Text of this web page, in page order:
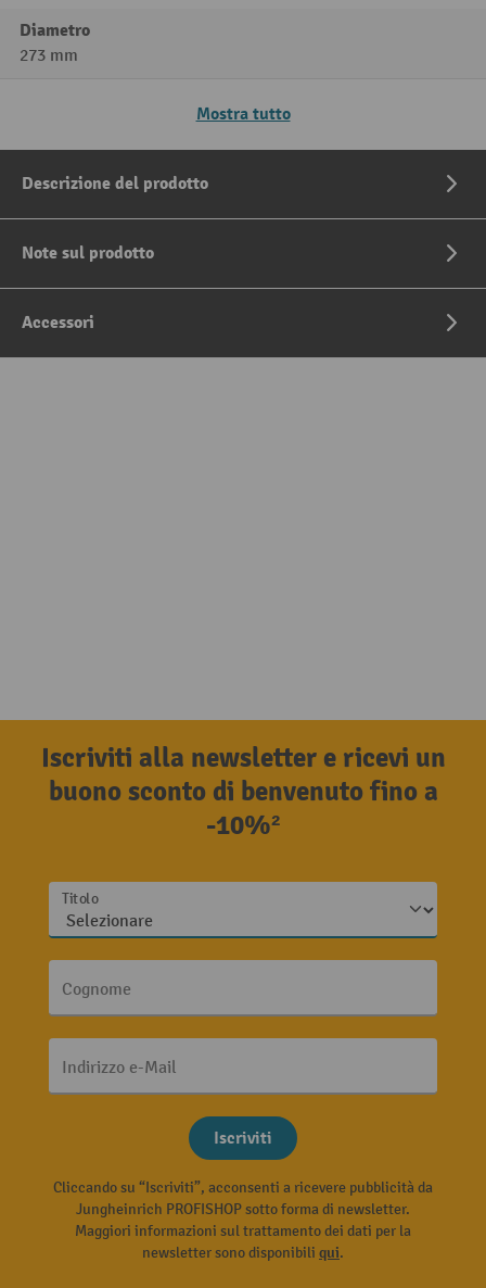
Diametro
273 mm
Mostra tutto
Descrizione del prodotto
Note sul prodotto
Accessori
Iscriviti alla newsletter e ricevi un
buono sconto di benvenuto fino a
-10%²
Titolo
Cognome
Indirizzo e-Mail
Iscriviti
Cliccando su “Iscriviti”, acconsenti a ricevere pubblicità da
Jungheinrich PROFISHOP sotto forma di newsletter.
Maggiori informazioni sul trattamento dei dati per la
newsletter sono disponibili qui.